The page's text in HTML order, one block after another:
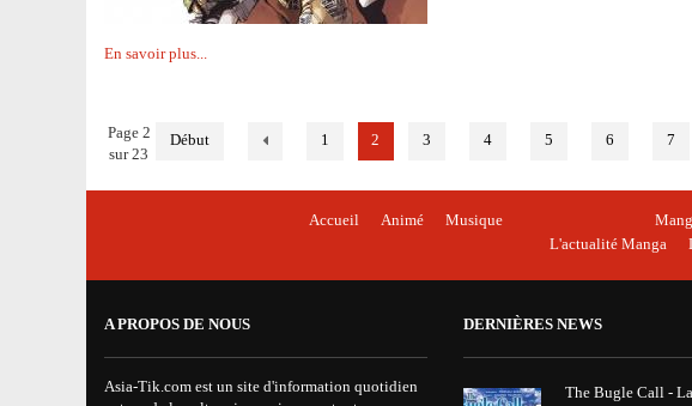
En savoir plus...
Début 1 2 3 4 5 6 7
Page 2
sur 23
Accueil Animé Musique
L'actualité Manga
A PROPOS DE NOUS
Asia-Tik.com est un site d'information quotidien
DERNIÈRES NEWS
The Bugle Call -